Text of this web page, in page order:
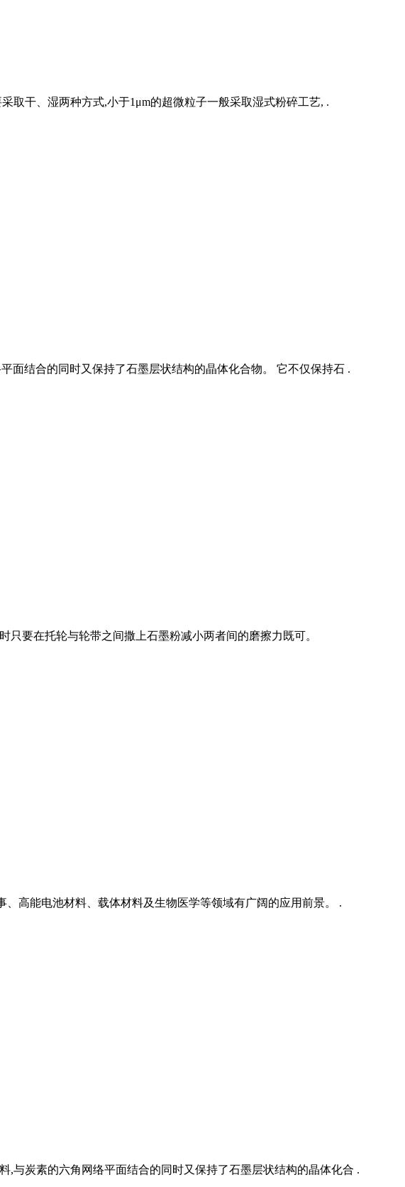
取干、湿两种方式,小于1μm的超微粒子一般采取湿式粉碎工艺, .
面结合的同时又保持了石墨层状结构的晶体化合物。 它不仅保持石 .
要在托轮与轮带之间撒上石墨粉减小两者间的磨擦力既可。
高能电池材料、载体材料及生物医学等领域有广阔的应用前景。 .
与炭素的六角网络平面结合的同时又保持了石墨层状结构的晶体化合 .